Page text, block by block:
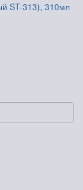
ST-313), 310мл